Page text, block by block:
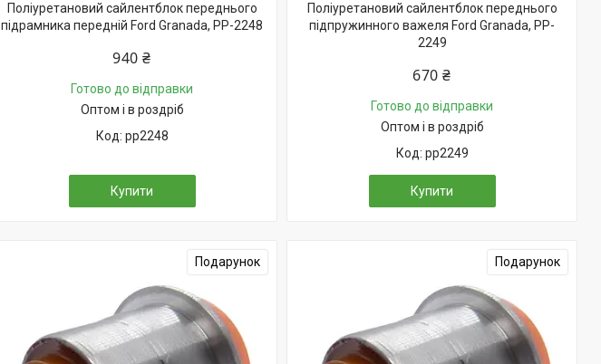
Поліуретановий сайлентблок переднього
підрамника передній Ford Granada, PP-2248
940 ₴
Готово до відправки
Оптом і в роздріб
pp2248
Купити
Поліуретановий сайлентблок переднього
підпружинного важеля Ford Granada, PP-
2249
670 ₴
Готово до відправки
Оптом і в роздріб
pp2249
Купити
Подарунок Подарунок